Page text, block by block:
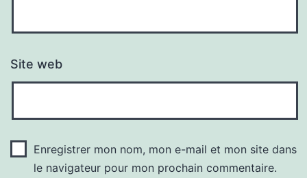
Site web
Enregistrer mon nom, mon e-mail et mon site dans
le navigateur pour mon prochain commentaire.